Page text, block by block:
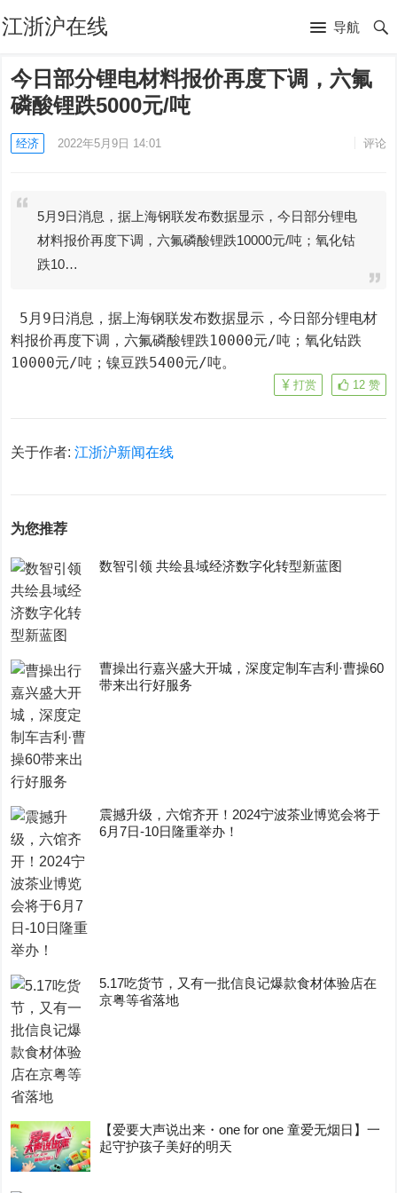
江浙沪在线 导航
今日部分锂电材料报价再度下调，六氟
磷酸锂跌5000元/吨
经济 2022年5月9日 14:01 评论
5月9日消息，据上海钢联发布数据显示，今日部分锂电
材料报价再度下调，六氟磷酸锂跌10000元/吨；氧化钴
跌10…
料报价再度下调，六氟磷酸锂跌10000元/吨；氧化钴跌
10000元/吨；镍豆跌5400元/吨。
12 赞
打赏
关于作者:江浙沪新闻在线
为您推荐
数智引领 共绘县域经济数字化转型新蓝图
曹操出行嘉兴盛大开城，深度定制车吉利·曹操60
带来出行好服务
震撼升级，六馆齐开！2024宁波茶业博览会将于
6月7日-10日隆重举办！
5.17吃货节，又有一批信良记爆款食材体验店在
京粤等省落地
【爱要大声说出来・one for one 童爱无烟日】一
起守护孩子美好的明天